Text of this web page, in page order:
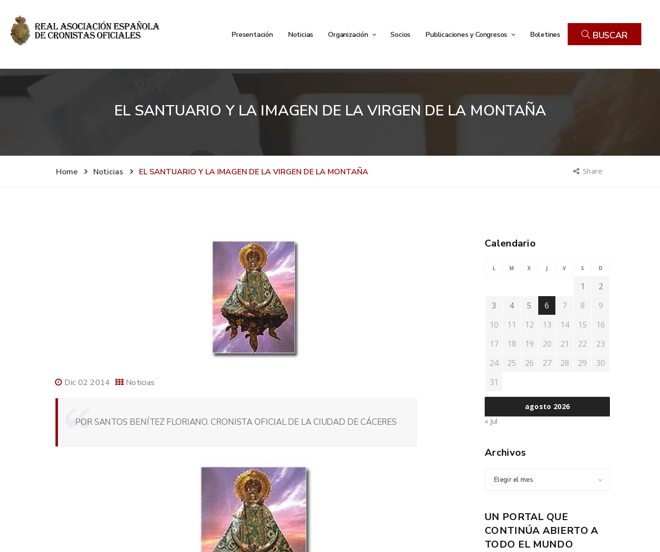
Presentación Noticias Organización Socios Publicaciones y Congresos Boletines BUSCAR
EL SANTUARIO Y LA IMAGEN DE LA VIRGEN DE LA MONTAÑA
Home Noticias EL SANTUARIO Y LA IMAGEN DE LA VIRGEN DE LA MONTAÑA Share
Dic 02 2014 Noticias
POR SANTOS BENÍTEZ FLORIANO. CRONISTA OFICIAL DE LA CIUDAD DE CÁCERES
Calendario
agosto 2026
L M X J V S D
1
2
3
4 5 6 7 8
9
10
11 12 13 14 15
16
17
18 19 20 21 22
23
24
25 26 27 28 29
30
31
« Jul
Archivos
Elegir el mes
UN PORTAL QUE
CONTINÚA ABIERTO A
TODO EL MUNDO